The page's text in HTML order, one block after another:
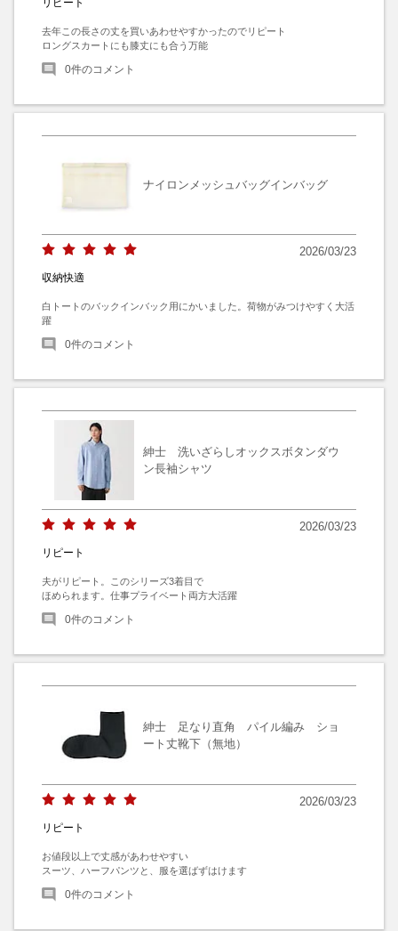
去年この長さの丈を買いあわせやすかったのでリピート
ロングスカートにも膝丈にも合う万能
0件のコメント
ナイロンメッシュバッグインバッグ
2026/03/23
収納快適
白トートのバックインバック用にかいました。荷物がみつけやすく大活
躍
0件のコメント
紳士 洗いざらしオックスボタンダウ
ン長袖シャツ
2026/03/23
リピート
夫がリピート。このシリーズ3着目で
ほめられます。仕事プライベート両方大活躍
0件のコメント
紳士 足なり直角 パイル編み ショ
ート丈靴下（無地）
2026/03/23
リピート
お値段以上で丈感があわせやすい
スーツ、ハーフパンツと、服を選ばずはけます
0件のコメント